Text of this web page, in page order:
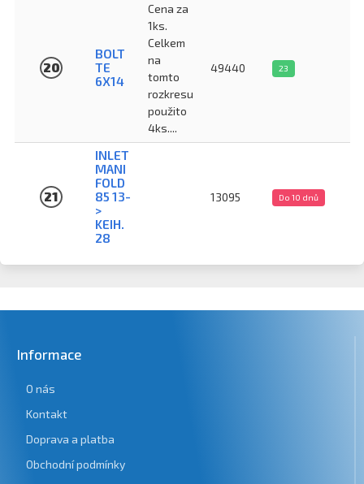
20
BOLT
TE
6X14
Cena za
1ks.
Celkem
na
tomto
rozkresu
použito
4ks....
49440 23
21
INLET
MANI
FOLD
85 13-
>
KEIH.
28
13095 Do 10 dnů
Informace
O nás
Kontakt
Doprava a platba
Obchodní podmínky